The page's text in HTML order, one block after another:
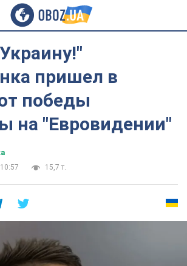
пришел в
победы
на "Евровидении"
15,7 т.